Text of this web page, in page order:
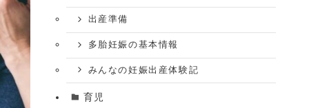
出産準備
多胎妊娠の基本情報
みんなの妊娠出産体験記
育児